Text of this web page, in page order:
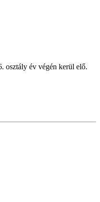
osztály év végén kerül elő.